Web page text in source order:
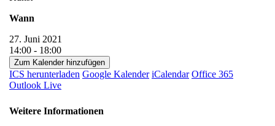
Wann
27. Juni 2021
14:00 - 18:00
Zum Kalender hinzufügen
ICS herunterladen Google Kalender iCalendar Office 365
Outlook Live
Weitere Informationen